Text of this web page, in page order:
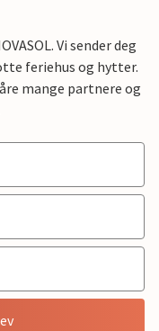
Vi sender deg
feriehus og hytter.
mange partnere og